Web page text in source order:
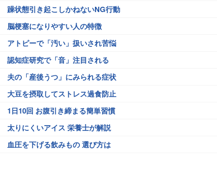
躁状態引き起こしかねないNG行動
脳梗塞になりやすい人の特徴
アトピーで「汚い」扱いされ苦悩
認知症研究で「音」注目される
夫の「産後うつ」にみられる症状
大豆を摂取してストレス過食防止
1日10回 お腹引き締まる簡単習慣
太りにくいアイス 栄養士が解説
血圧を下げる飲みもの 選び方は